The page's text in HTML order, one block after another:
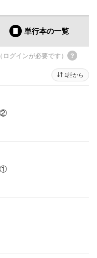
単行本の一覧
ログインが必要です）
1話から
②
①